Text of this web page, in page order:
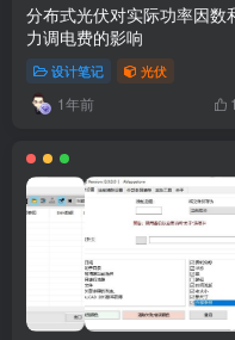
分布式光伏对实际功率因数
力调电费的影响
设计笔记 光伏
1年前